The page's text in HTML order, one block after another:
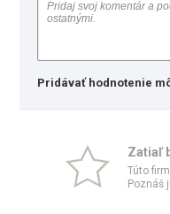
Pridávať hodnotenie
Zatiaľ
Túto
Poznáš